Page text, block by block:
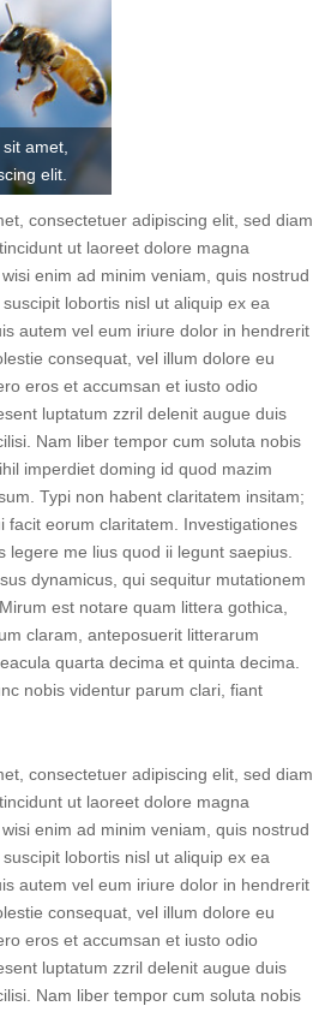
amet,
elit.
consectetuer adipiscing elit, sed diam
ut laoreet dolore magna
enim ad minim veniam, quis nostrud
lobortis nisl ut aliquip ex ea
autem vel eum iriure dolor in hendrerit
consequat, vel illum dolore eu
eros et accumsan et iusto odio
luptatum zzril delenit augue duis
Nam liber tempor cum soluta nobis
imperdiet doming id quod mazim
Typi non habent claritatem insitam;
facit eorum claritatem. Investigationes
legere me lius quod ii legunt saepius.
dynamicus, qui sequitur mutationem
est notare quam littera gothica,
claram, anteposuerit litterarum
quarta decima et quinta decima.
nobis videntur parum clari, fiant
consectetuer adipiscing elit, sed diam
ut laoreet dolore magna
enim ad minim veniam, quis nostrud
lobortis nisl ut aliquip ex ea
autem vel eum iriure dolor in hendrerit
consequat, vel illum dolore eu
eros et accumsan et iusto odio
luptatum zzril delenit augue duis
Nam liber tempor cum soluta nobis